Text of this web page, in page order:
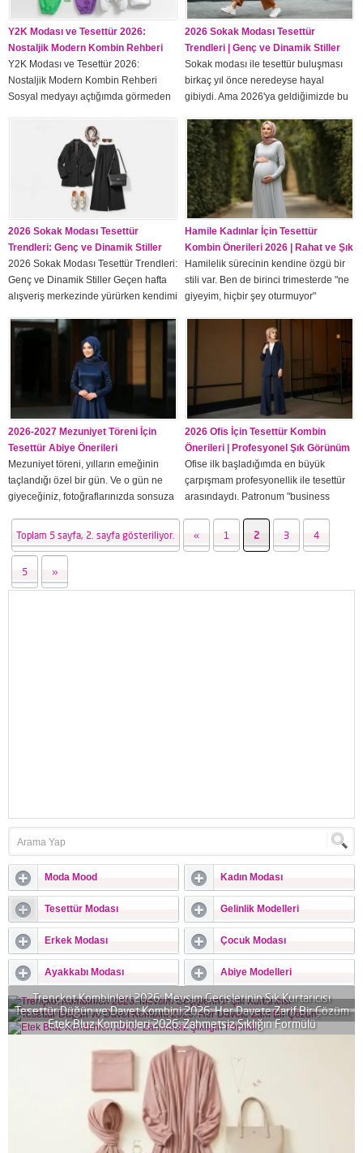
her parçanın diğeriyle konuşmasını
sağlamak....
Y2K Modası ve Tesettür 2026:
Nostaljik Modern Kombin Rehberi
Y2K Modası ve Tesettür 2026:
Nostaljik Modern Kombin Rehberi
Sosyal medyayı açtığımda görmeden
tonlar, kalın plastik güneş gözlükleri ve
butterfly aksesuarlar her yerde.
2000'lerin estetiği geri döndü ve bu
sefer tesettür yorumu da çok güçlü.
Ben lisede 2000'leri yakaladım — o
zamanlar hem trendi takip etmek
hem...
2026 Sokak Modası Tesettür
Trendleri | Genç ve Dinamik Stiller
Sokak modası ile tesettür buluşması
birkaç yıl önce neredeyse hayal
gibiydi. Ama 2026'ya geldiğimizde bu
"tesettürlü streetwear" denildiğinde
herkesin aklında net bir imge oluşuyor.
Ben de bu buluşmayı takip ediyorum
ve her sezon tesettürlü sokak
modasının ne kadar yaratıcı ve özgür...
2026 Sokak Modası Tesettür
Trendleri: Genç ve Dinamik Stiller
2026 Sokak Modası Tesettür Trendleri:
Genç ve Dinamik Stiller Geçen hafta
alışveriş merkezinde yürürken kendimi
kadınların stilleri o kadar çeşitli ve
güçlüydü ki durup bakmak istedim. Biri
oversize blazer ve wide leg pantolon
giymişti, diğeri renk blok trençkot ve
chunky sneaker. Hepsi tesettürlü,
hepsi birbirinden farklı, hepsi...
Hamile Kadınlar İçin Tesettür
Kombin Önerileri 2026 | Rahat ve Şık
Hamilelik sürecinin kendine özgü bir
stili var. Ben de birinci trimesterde "ne
giyeyim, hiçbir şey oturmuyor"
"artık hiç umursamıyorum" evresine
girdim. Üçüncü trimesterde ise "konfor
şıklığın önünde" farkındayım. Her üç
evrenin de tesettür modası ile
buluşmasını çözdüm. 2026 yılında
hamile tesettür giyimi hem çok daha
zengin...
2026-2027 Mezuniyet Töreni İçin
Tesettür Abiye Önerileri
Mezuniyet töreni, yılların emeğinin
taçlandığı özel bir gün. Ve o gün ne
giyeceğiniz, fotoğraflarınızda sonsuza
giydiğimi hâlâ hatırlıyorum ve o
seçimden memnunum çünkü önceden
abiyesi seçmek bazen zorlu
görünebiliyor; ama aslında seçenekler
2026 Ofis İçin Tesettür Kombin
Önerileri | Profesyonel Şık Görünüm
Ofise ilk başladığımda en büyük
çarpışmam profesyonellik ile tesettür
arasındaydı. Patronum "business
tam anlayamadım. Kapalı giyinim hem
de profesyonel görünüm, bu ikisi
tesettür kombinlerim o kadar gelişti ki
Toplam 5 sayfa, 2. sayfa gösteriliyor. « 1 2 3 4
5 »
Moda Mood Kadın Modası
Tesettür Modası Gelinlik Modelleri
Erkek Modası Çocuk Modası
Ayakkabı Modası Abiye Modelleri
Trençkot Kombinleri 2026: Mevsim Geçişlerinin Şık Kurtarıcısı
Tesettür Düğün ve Davet Kombini 2026: Her Davete Zarif Bir Çözüm
Etek Bluz Kombinleri 2026: Zahmetsiz Şıklığın Formülü